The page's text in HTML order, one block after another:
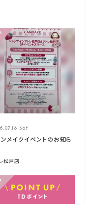
Sat
ンメイクイベントのお知ら
松戸店